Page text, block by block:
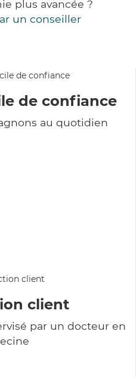
plus avancée ?
un conseiller
de confiance
au quotidien
client
par un docteur en